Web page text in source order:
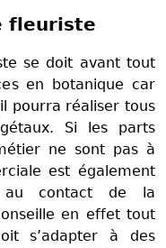
fleuriste
se doit avant tout
en botanique car
pourra réaliser tous
Si les parts
ne sont pas à
est également
au contact de la
en effet tout
s’adapter à des